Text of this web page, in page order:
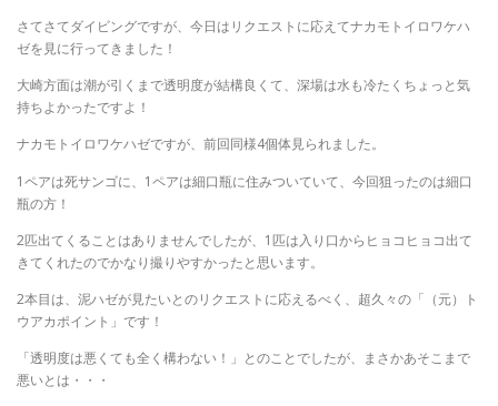
さてさてダイビングですが、今日はリクエストに応えてナカモトイロワケハ
ゼを見に行ってきました！
大崎方面は潮が引くまで透明度が結構良くて、深場は水も冷たくちょっと気
持ちよかったですよ！
ナカモトイロワケハゼですが、前回同様4個体見られました。
1ペアは死サンゴに、1ペアは細口瓶に住みついていて、今回狙ったのは細口
瓶の方！
2匹出てくることはありませんでしたが、1匹は入り口からヒョコヒョコ出て
きてくれたのでかなり撮りやすかったと思います。
2本目は、泥ハゼが見たいとのリクエストに応えるべく、超久々の「（元）ト
ウアカポイント」です！
「透明度は悪くても全く構わない！」とのことでしたが、まさかあそこまで
悪いとは・・・